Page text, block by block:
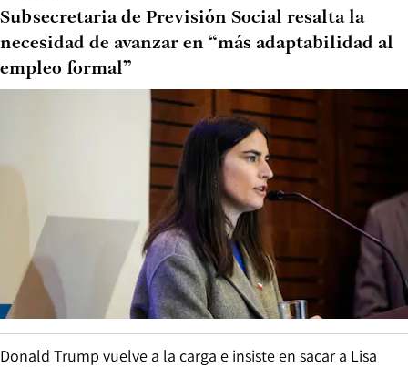
Subsecretaria de Previsión Social resalta la
necesidad de avanzar en “más adaptabilidad al
empleo formal”
Donald Trump vuelve a la carga e insiste en sacar a Lisa